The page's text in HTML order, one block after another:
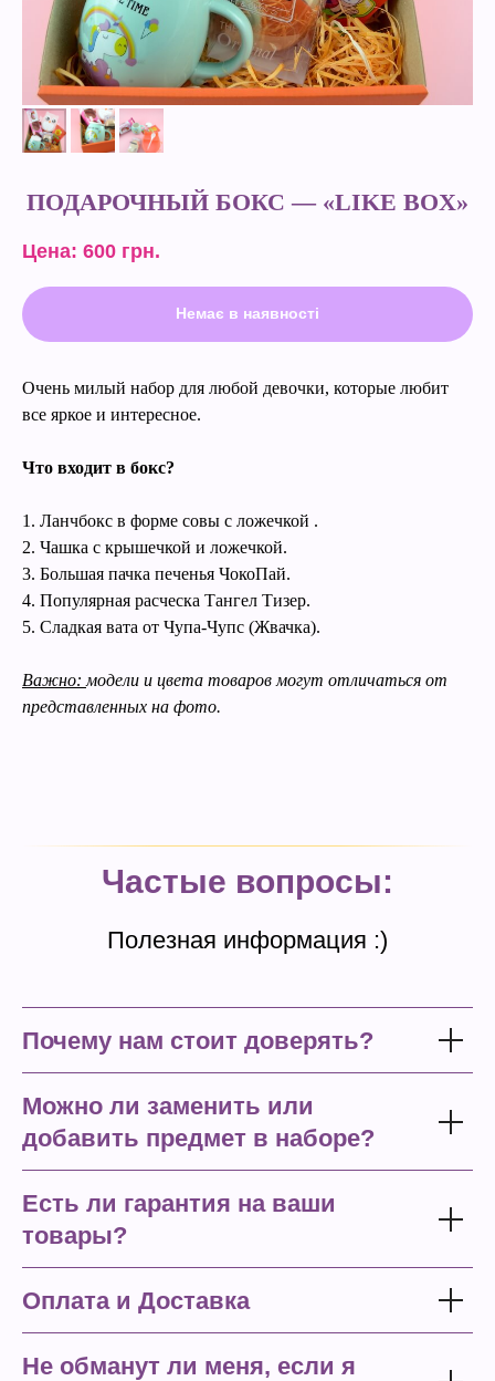
ПОДАРОЧНЫЙ БОКС — «LIKE BOX»
Цена: 600 грн.
Немає в наявності
Очень милый набор для любой девочки, которые любит
все яркое и интересное.
Что входит в бокс?
1. Ланчбокс в форме совы с ложечкой .
2. Чашка с крышечкой и ложечкой.
3. Большая пачка печенья ЧокоПай.
4. Популярная расческа Тангел Тизер.
5. Сладкая вата от Чупа-Чупс (Жвачка).
Важно: модели и цвета товаров могут отличаться от
представленных на фото.
Частые вопросы:
Полезная информация :)
Почему нам стоит доверять?
Можно ли заменить или
добавить предмет в наборе?
Есть ли гарантия на ваши
товары?
Оплата и Доставка
Не обманут ли меня, если я